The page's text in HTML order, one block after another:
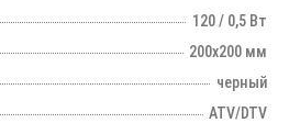
120 / 0,5 Вт
200х200 мм
черный
ATV/DTV